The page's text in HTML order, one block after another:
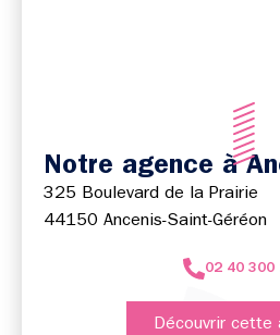
Notre agence à
325 Boulevard de la Prairie
44150 Ancenis-Saint-Géréon
02 40 300
Découvrir cette